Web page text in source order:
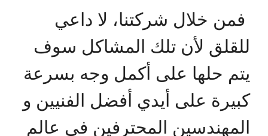
فمن خلال شركتنا، لا داعي
للقلق لأن تلك المشاكل سوف
يتم حلها على أكمل وجه بسرعة
كبيرة على أيدي أفضل الفنيين و
المهندسين المحترفين في عالم